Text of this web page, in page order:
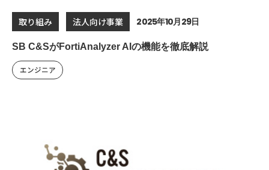
取り組み 法人向け事業 2025年10月29日
SB C&SがFortiAnalyzer AIの機能を徹底解説
エンジニア